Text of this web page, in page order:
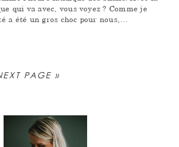
qui va avec, vous voyez ? Comme je
a été un gros choc pour nous,…
PAGE »